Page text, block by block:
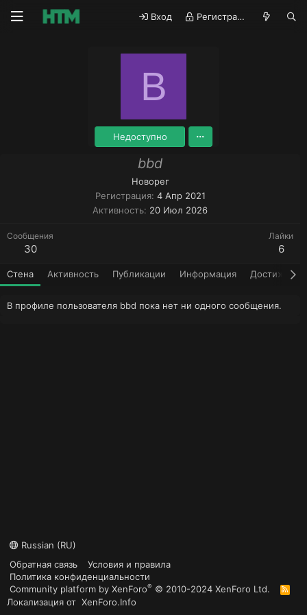
Вход Регистрация
B
Недоступно
bbd
Новорег
Регистрация 4 Апр 2021
Активность 20 Июл 2026
Сообщения
30
Лайки
6
Стена Активность Публикации Информация Достижения
В профиле пользователя bbd пока нет ни одного сообщения.
Russian (RU)
Обратная связь
Условия и правила
Политика конфиденциальности
Community platform by XenForo® © 2010-2024 XenForo Ltd.
R
S
Локализация от XenForo.Info